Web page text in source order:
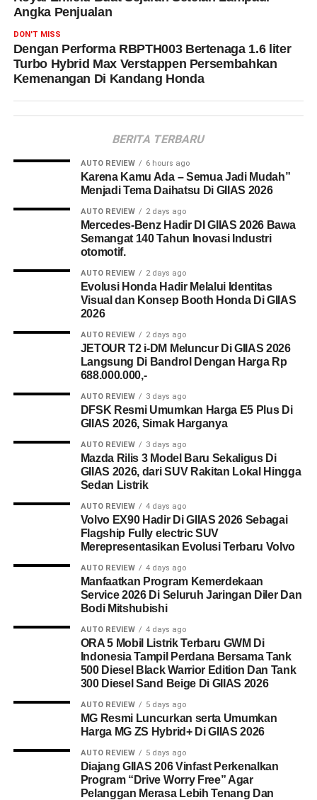
Angka Penjualan
DON'T MISS
Dengan Performa RBPTH003 Bertenaga 1.6 liter
Turbo Hybrid Max Verstappen Persembahkan
Kemenangan Di Kandang Honda
BERITA TERBARU
AUTO REVIEW 6 hours ago
Karena Kamu Ada – Semua Jadi Mudah”
Menjadi Tema Daihatsu Di GIIAS 2026
AUTO REVIEW 2 days ago
Mercedes-Benz Hadir DI GIIAS 2026 Bawa
Semangat 140 Tahun Inovasi Industri
otomotif.
AUTO REVIEW 2 days ago
Evolusi Honda Hadir Melalui Identitas
Visual dan Konsep Booth Honda Di GIIAS
2026
AUTO REVIEW 2 days ago
JETOUR T2 i-DM Meluncur Di GIIAS 2026
Langsung Di Bandrol Dengan Harga Rp
688.000.000,-
AUTO REVIEW 3 days ago
DFSK Resmi Umumkan Harga E5 Plus Di
GIIAS 2026, Simak Harganya
AUTO REVIEW 3 days ago
Mazda Rilis 3 Model Baru Sekaligus Di
GIIAS 2026, dari SUV Rakitan Lokal Hingga
Sedan Listrik
AUTO REVIEW 4 days ago
Volvo EX90 Hadir Di GIIAS 2026 Sebagai
Flagship Fully electric SUV
Merepresentasikan Evolusi Terbaru Volvo
AUTO REVIEW 4 days ago
Manfaatkan Program Kemerdekaan
Service 2026 Di Seluruh Jaringan Diler Dan
Bodi Mitshubishi
AUTO REVIEW 4 days ago
ORA 5 Mobil Listrik Terbaru GWM Di
Indonesia Tampil Perdana Bersama Tank
500 Diesel Black Warrior Edition Dan Tank
300 Diesel Sand Beige Di GIIAS 2026
AUTO REVIEW 5 days ago
MG Resmi Luncurkan serta Umumkan
Harga MG ZS Hybrid+ Di GIIAS 2026
AUTO REVIEW 5 days ago
Diajang GIIAS 206 Vinfast Perkenalkan
Program “Drive Worry Free” Agar
Pelanggan Merasa Lebih Tenang Dan